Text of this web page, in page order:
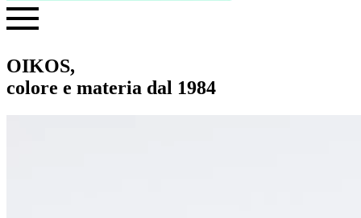
OIKOS,
colore e materia dal 1984